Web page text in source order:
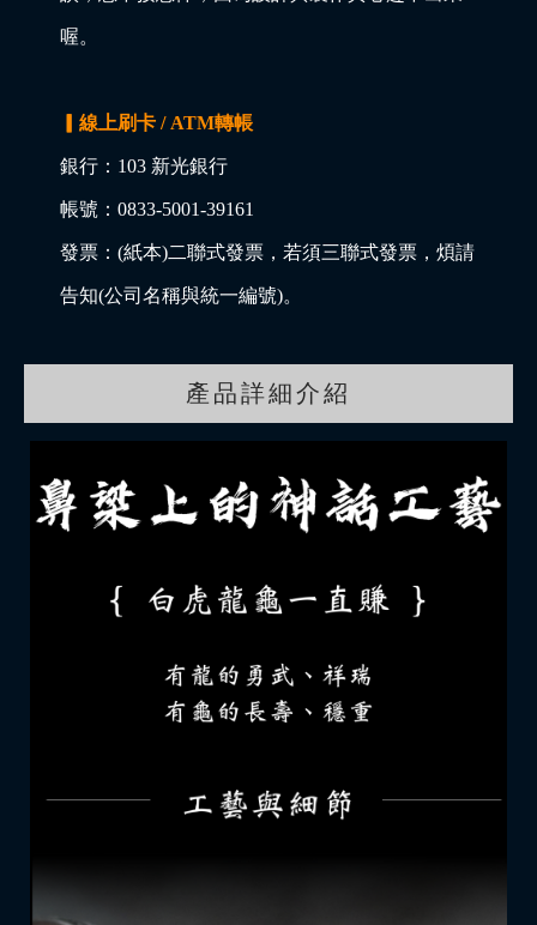
喔。
▎線上刷卡 / ATM轉帳
銀行：103 新光銀行
帳號：0833-5001-39161
發票：(紙本)二聯式發票，若須三聯式發票，煩請
告知(公司名稱與統一編號)。
產品詳細介紹